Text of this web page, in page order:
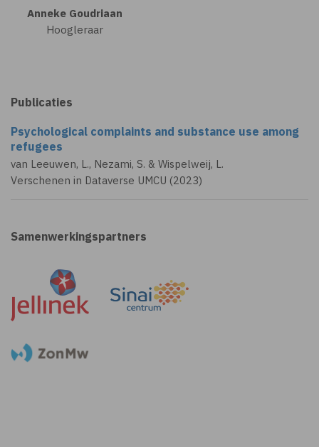
Anneke Goudriaan
Hoogleraar
Publicaties
Psychological complaints and substance use among
refugees
van Leeuwen, L., Nezami, S. & Wispelweij, L.
Verschenen in Dataverse UMCU (2023)
Samenwerkingspartners